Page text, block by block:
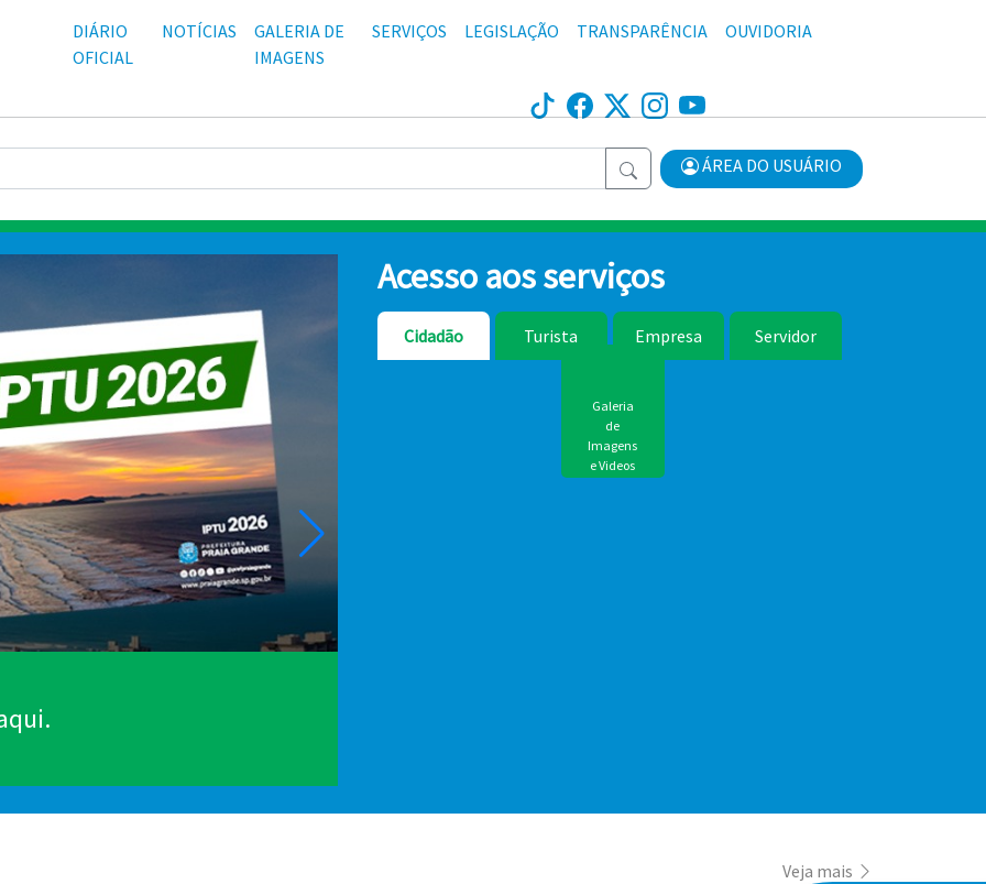
DIÁRIO
OFICIAL
NOTÍCIAS
GALERIA DE
IMAGENS
SERVIÇOS LEGISLAÇÃO TRANSPARÊNCIA OUVIDORIA
ÁREA DO USUÁRIO
Acesso aos serviços
Cidadão Turista Empresa Servidor
Galeria
de
Imagens
e Videos
Veja mais